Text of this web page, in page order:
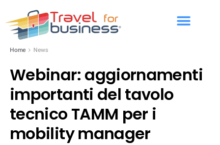
Home News
Webinar: aggiornamenti
importanti del tavolo
tecnico TAMM per i
mobility manager